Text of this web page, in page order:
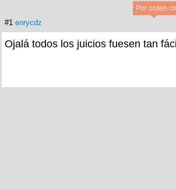
Por orden
#1 enrycdz
Ojalá todos los juicios fuesen tan